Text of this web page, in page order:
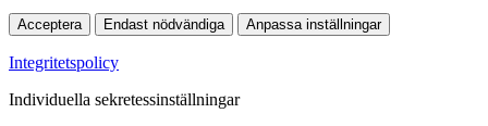
Acceptera Endast nödvändiga Anpassa inställningar
Integritetspolicy
Individuella sekretessinställningar